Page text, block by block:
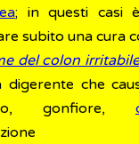
; in questi casi
subito una cura
del colon irritabile
digerente che
gonfiore,